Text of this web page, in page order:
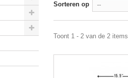
Sorteren op --
Toont 1 - 2 van de 2 items